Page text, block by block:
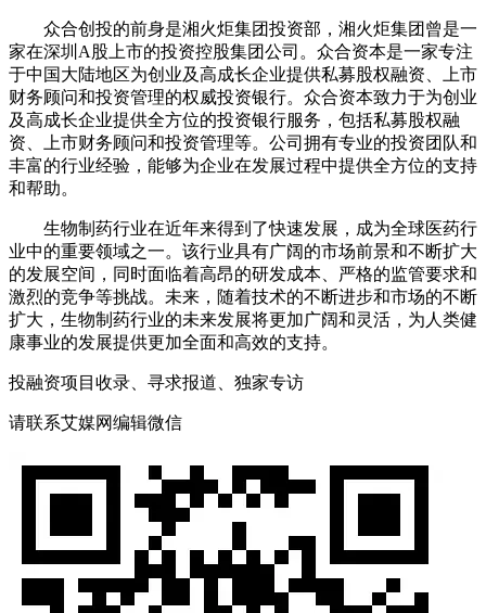
众合创投的前身是湘火炬集团投资部，湘火炬集团曾是一
家在深圳A股上市的投资控股集团公司。众合资本是一家专注
于中国大陆地区为创业及高成长企业提供私募股权融资、上市
财务顾问和投资管理的权威投资银行。众合资本致力于为创业
及高成长企业提供全方位的投资银行服务，包括私募股权融
资、上市财务顾问和投资管理等。公司拥有专业的投资团队和
丰富的行业经验，能够为企业在发展过程中提供全方位的支持
和帮助。
生物制药行业在近年来得到了快速发展，成为全球医药行
业中的重要领域之一。该行业具有广阔的市场前景和不断扩大
的发展空间，同时面临着高昂的研发成本、严格的监管要求和
激烈的竞争等挑战。未来，随着技术的不断进步和市场的不断
扩大，生物制药行业的未来发展将更加广阔和灵活，为人类健
康事业的发展提供更加全面和高效的支持。
投融资项目收录、寻求报道、独家专访
请联系艾媒网编辑微信